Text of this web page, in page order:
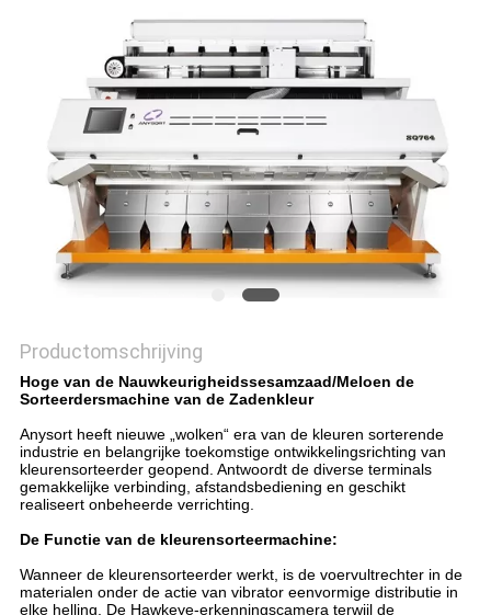
Productomschrijving
Hoge van de Nauwkeurigheidssesamzaad/Meloen de
Sorteerdersmachine van de Zadenkleur
Anysort heeft nieuwe „wolken“ era van de kleuren sorterende
industrie en belangrijke toekomstige ontwikkelingsrichting van
kleurensorteerder geopend. Antwoordt de diverse terminals
gemakkelijke verbinding, afstandsbediening en geschikt
realiseert onbeheerde verrichting.
De Functie van de kleurensorteermachine:
Wanneer de kleurensorteerder werkt, is de voervultrechter in de
materialen onder de actie van vibrator eenvormige distributie in
elke helling. De Hawkeye-erkenningscamera terwijl de